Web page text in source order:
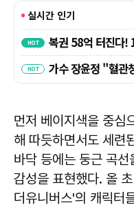
먼저 베이지색을 중심
해 따듯하면서도 세련
바닥 등에는 둥근 곡선
감성을 표현했다. 올
더유니버스'의 캐릭터